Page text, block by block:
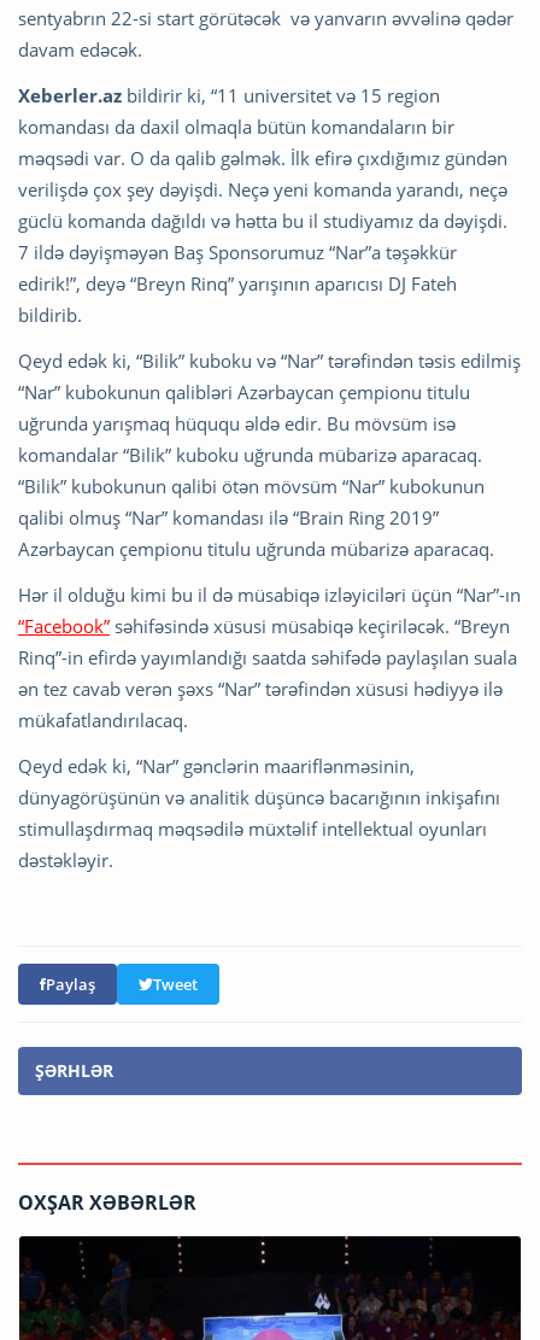
sentyabrın 22-si start görütəcək və yanvarın əvvəlinə qədər
davam edəcək.
Xeberler.az bildirir ki, “11 universitet və 15 region
komandası da daxil olmaqla bütün komandaların bir
məqsədi var. O da qalib gəlmək. İlk efirə çıxdığımız gündən
verilişdə çox şey dəyişdi. Neçə yeni komanda yarandı, neçə
güclü komanda dağıldı və hətta bu il studiyamız da dəyişdi.
7 ildə dəyişməyən Baş Sponsorumuz “Nar”a təşəkkür
edirik!”, deyə “Breyn Rinq” yarışının aparıcısı DJ Fateh
bildirib.
Qeyd edək ki, “Bilik” kuboku və “Nar” tərəfindən təsis edilmiş
“Nar” kubokunun qalibləri Azərbaycan çempionu titulu
uğrunda yarışmaq hüququ əldə edir. Bu mövsüm isə
komandalar “Bilik” kuboku uğrunda mübarizə aparacaq.
“Bilik” kubokunun qalibi ötən mövsüm “Nar” kubokunun
qalibi olmuş “Nar” komandası ilə “Brain Ring 2019”
Azərbaycan çempionu titulu uğrunda mübarizə aparacaq.
Hər il olduğu kimi bu il də müsabiqə izləyiciləri üçün “Nar”-ın
“Facebook” səhifəsində xüsusi müsabiqə keçiriləcək. “Breyn
Rinq”-in efirdə yayımlandığı saatda səhifədə paylaşılan suala
ən tez cavab verən şəxs “Nar” tərəfindən xüsusi hədiyyə ilə
mükafatlandırılacaq.
Qeyd edək ki, “Nar” gənclərin maariflənməsinin,
dünyagörüşünün və analitik düşüncə bacarığının inkişafını
stimullaşdırmaq məqsədilə müxtəlif intellektual oyunları
dəstəkləyir.
Paylaş Tweet
ŞƏRHLƏR
OXŞAR XƏBƏRLƏR